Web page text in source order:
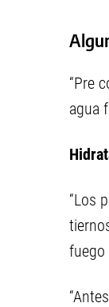
“Pre
agua
“Los
fuego